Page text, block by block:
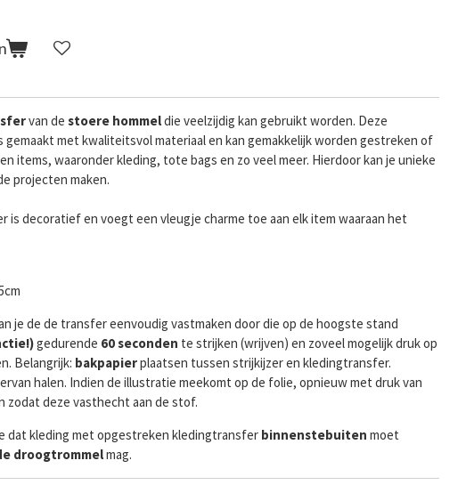
van de stoere hommeldie veelzijdig kan gebruikt worden. Deze
met kwaliteitsvol materiaal en kan gemakkelijk worden gestreken of
items, waaronder kleding, tote bags en zo veel meer. Hierdoor kan je unieke
projecten maken.
is decoratief en voegt een vleugje charme toe aan elk item waaraan het
je de de transfer eenvoudig vastmaken door die op de hoogste stand
gedurende 60 seconden te strijken (wrijven) en zoveel mogelijk druk op
Belangrijk: bakpapierplaatsen tussen strijkijzer en kledingtransfer.
halen. Indien de illustratie meekomt op de folie, opnieuw met druk van
zodat deze vasthecht aan de stof.
dat kleding met opgestreken kledingtransfer binnenstebuiten moet
droogtrommelmag.